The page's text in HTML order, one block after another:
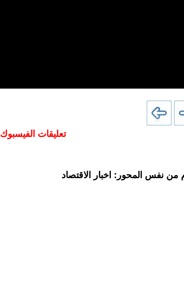
تعليقات الفيسبوك
من نفس المحور: اخبار الاقتصاد